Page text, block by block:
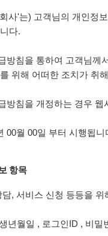
사'는) 고객님의 개인정
다.
방침을 통하여 고객님께
위해 어떠한 조치가 취
방침을 개정하는 경우
00월 00일 부터 시행됩니
항목
, 서비스 신청 등등을
년월일 , 로그인ID , 비